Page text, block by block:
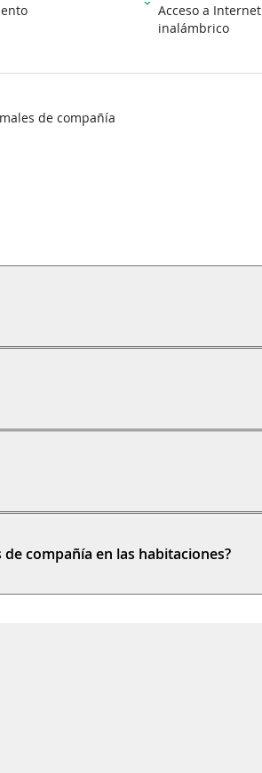
Acceso a Internet
inalámbrico
de compañía
compañía en las habitaciones?